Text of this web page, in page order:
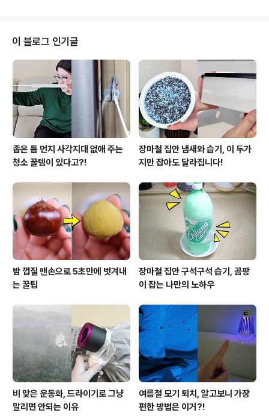
무장갑과 수세미가 합쳐진 형태로 장갑 표면에 촘촘한 실
리콘 돌기가 있어서 그릇에 묻은 음식물이나 양념을 문질
러 제거하기 편해요. 식세기에 넣기 전 애벌 세척할 때 세제
를 사용하지 않아도 웬만한 음식물 찌꺼기는 깔끔하게 정
리돼요. 특히 고추장 양념이나 기름기가 묻은 접시도 물로
헹구면서 문질러주면 생각..
이 블로그 인기글
좁은 틈 먼지 사각지대 없애 주는
청소 꿀템이 있다고?!
장마철 집안 냄새와 습기, 이 두가
지만 잡아도 달라집니다!
밤 껍질 맨손으로 5초만에 벗겨내
는 꿀팁
장마철 집안 구석구석 습기, 곰팡
이 잡는 나만의 노하우
비 맞은 운동화, 드라이기로 그냥
말리면 안되는 이유
여름철 모기 퇴치, 알고보니 가장
편한 방법은 이거?!